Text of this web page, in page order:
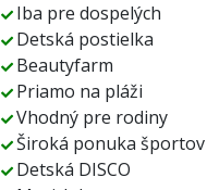
Iba pre dospelých
Detská postielka
Beautyfarm
Priamo na pláži
Vhodný pre rodiny
Široká ponuka športov
Detská DISCO